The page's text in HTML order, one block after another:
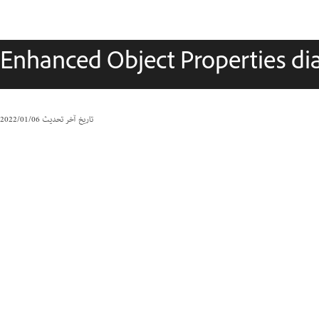
Enhanced Object Properties
تاريخ آخر تحديث06‏/01‏/2022